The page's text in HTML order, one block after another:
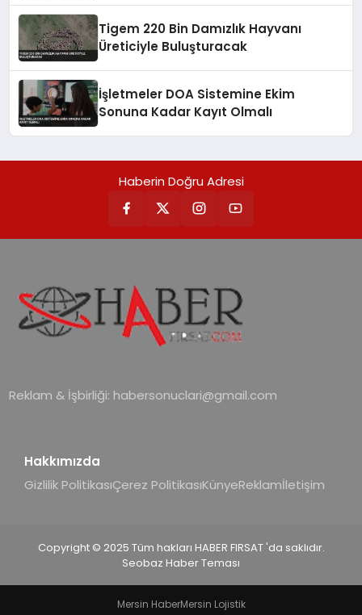
Tigem 220 Bin Damızlık Hayvanı
Üreticiyle Buluşturacak
İşletmeler DOA Sistemine Ekim
Sonuna Kadar Kayıt Olmalı
Haberin Doğru Adresi
Reklam & İşbirliği: habersonuclari@gmail.com
Hakkımızda
Gizlilik PolitikasıÇerez PolitikasıKünyeReklamİletişim
Copyright © 2025 Tüm hakları HABER FIRSAT 'da saklıdır.
Seobaz Haber Teması
Mersin HaberMersin Lojistik